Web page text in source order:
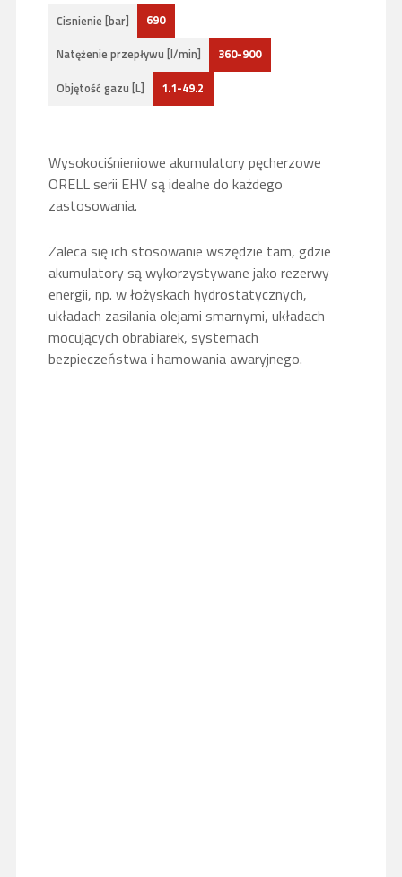
Cisnienie [bar]
690
Natężenie przepływu [l/min]
360-900
Objętość gazu [L]
1.1-49.2
Wysokociśnieniowe akumulatory pęcherzowe
ORELL serii EHV są idealne do każdego
zastosowania.
Zaleca się ich stosowanie wszędzie tam, gdzie
akumulatory są wykorzystywane jako rezerwy
energii, np. w łożyskach hydrostatycznych,
układach zasilania olejami smarnymi, układach
mocujących obrabiarek, systemach
bezpieczeństwa i hamowania awaryjnego.